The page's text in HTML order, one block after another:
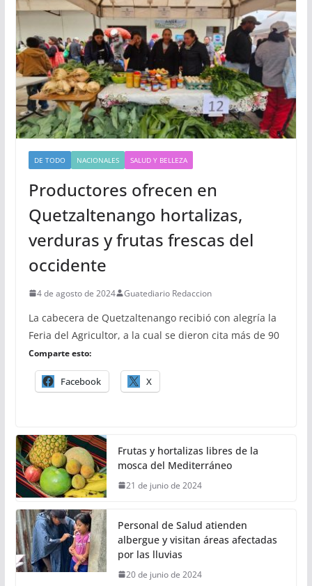
DE TODO NACIONALES SALUD Y BELLEZA
Productores ofrecen en
Quetzaltenango hortalizas,
verduras y frutas frescas del
occidente
4 de agosto de 2024 Guatediario Redaccion
La cabecera de Quetzaltenango recibió con alegría la
Feria del Agricultor, a la cual se dieron cita más de 90
Comparte esto:
Facebook X
Frutas y hortalizas libres de la
mosca del Mediterráneo
21 de junio de 2024
Personal de Salud atienden
albergue y visitan áreas afectadas
por las lluvias
20 de junio de 2024